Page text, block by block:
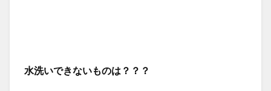
水洗いできないものは？？？